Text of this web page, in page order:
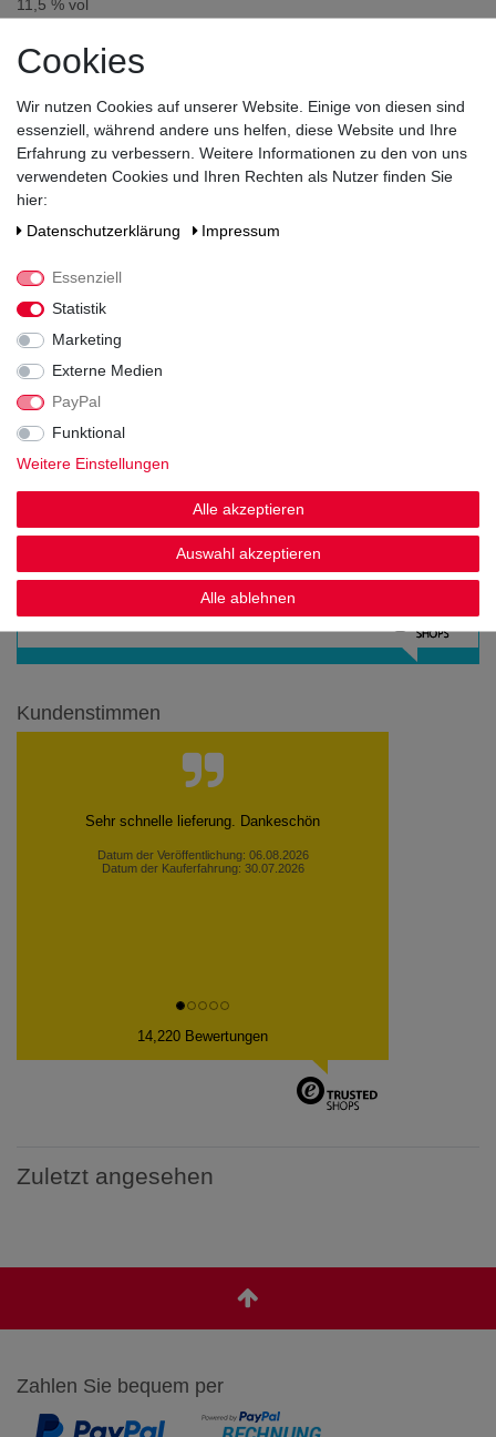
11,5 % vol
5,8
Restsüße
11,6
Prädikat
QbA
Verschluss
Zutaten / Allergene
enthält Sulfite
Hersteller / Importeur
Sächsische Winzergenossenschaft Meissen EG, Bennoweg 9,
01662 Meissen
Noch sind keine Bewertungen vorhanden.
Kundenstimmen
Sehr schnelle lieferung. Dankeschön
Datum der Veröffentlichung: 06.08.2026
Datum der Kauferfahrung: 30.07.2026
14,220 Bewertungen
Zuletzt angesehen
Zahlen Sie bequem per
Cookies
Wir nutzen Cookies auf unserer Website. Einige von diesen sind
essenziell, während andere uns helfen, diese Website und Ihre
Erfahrung zu verbessern. Weitere Informationen zu den von uns
verwendeten Cookies und Ihren Rechten als Nutzer finden Sie
hier:
Daten­schutz­erklärung
Impressum
Essenziell
Statistik
Marketing
Externe Medien
PayPal
Funktional
Weitere Einstellungen
Alle akzeptieren
Auswahl akzeptieren
Alle ablehnen